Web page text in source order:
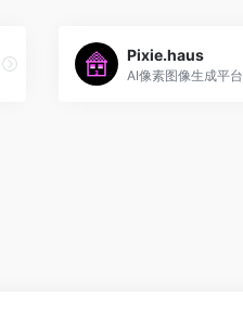
Pixie.haus
AI像素图像生成平台